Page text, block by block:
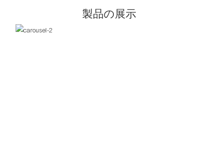
製品の展示